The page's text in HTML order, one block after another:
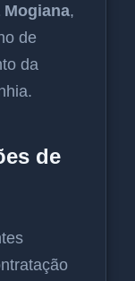
Mogiana,
de
da
de